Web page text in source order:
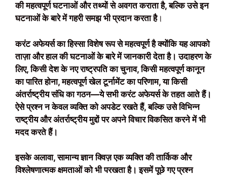
की महत्वपूर्ण घटनाओं और तथ्यों से अवगत कराता है, बल्कि उसे इन
घटनाओं के बारे में गहरी समझ भी प्रदान करता है।
करंट अफेयर्स का हिस्सा विशेष रूप से महत्वपूर्ण है क्योंकि यह आपको
ताज़ा और हाल की घटनाओं के बारे में जानकारी देता है। उदाहरण के
लिए, किसी देश के नए राष्ट्रपति का चुनाव, किसी महत्वपूर्ण कानून
का पारित होना, महत्वपूर्ण खेल टूर्नामेंट का परिणाम, या किसी
अंतर्राष्ट्रीय संधि का गठन—ये सभी करंट अफेयर्स के तहत आते हैं।
ऐसे प्रश्न न केवल व्यक्ति को अपडेट रखते हैं, बल्कि उसे विभिन्न
राष्ट्रीय और अंतर्राष्ट्रीय मुद्दों पर अपने विचार विकसित करने में भी
मदद करते हैं।
इसके अलावा, सामान्य ज्ञान क्विज़ एक व्यक्ति की तार्किक और
विश्लेषणात्मक क्षमताओं को भी परखता है। इसमें पूछे गए प्रश्न